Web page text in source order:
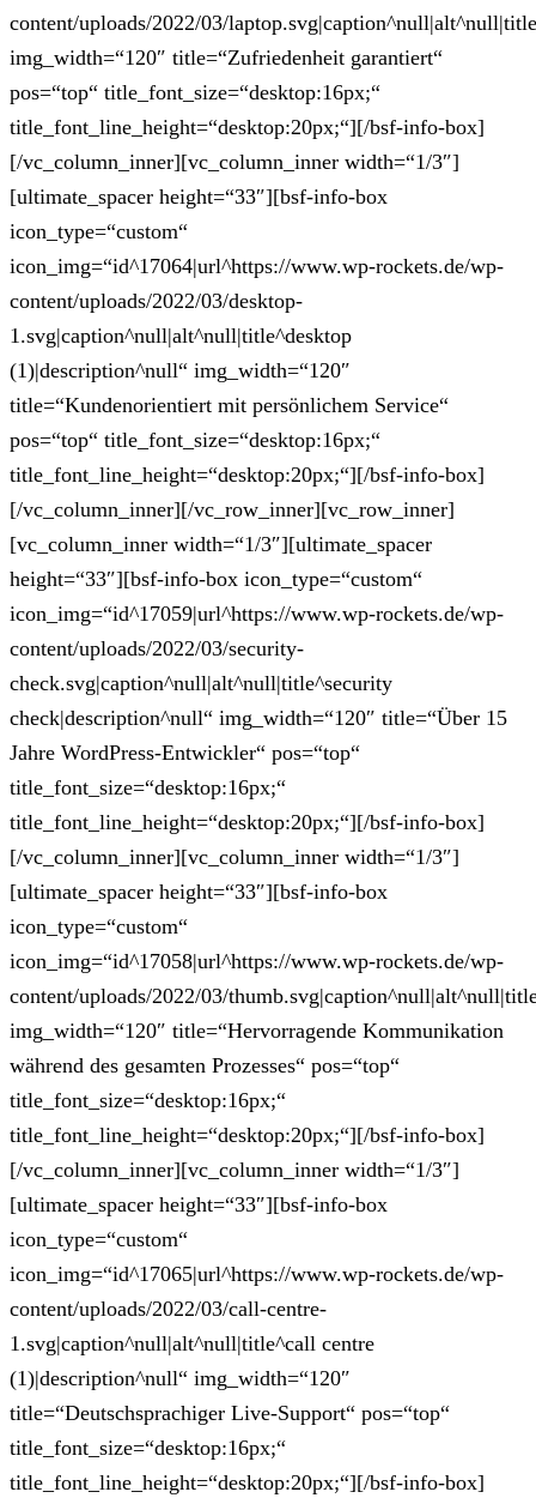
content/uploads/2022/03/
img_width=“120″ title=“Zufriedenheit garantiert“
pos=“top“ title_font_size=“desktop:16px;“
title_font_line_height=“desktop:20px;“][/bsf-info-box]
[/vc_column_inner][vc_column_inner width=“1/3″]
[ultimate_spacer height=“33″][bsf-info-box
icon_type=“custom“
icon_img=“id^17064|url^https://www.wp-rockets.de/wp-
content/uploads/2022/03/desktop-
1.svg|caption^null|alt^null|title^desktop
(1)|description^null“ img_width=“120″
title=“Kundenorientiert mit persönlichem Service“
pos=“top“ title_font_size=“desktop:16px;“
title_font_line_height=“desktop:20px;“][/bsf-info-box]
[/vc_column_inner][/vc_row_inner][vc_row_inner]
[vc_column_inner width=“1/3″][ultimate_spacer
height=“33″][bsf-info-box icon_type=“custom“
icon_img=“id^17059|url^https://www.wp-rockets.de/wp-
content/uploads/2022/03/security-
check.svg|caption^null|alt^null|title^security
check|description^null“ img_width=“120″ title=“Über 15
Jahre WordPress-Entwickler“ pos=“top“
title_font_size=“desktop:16px;“
title_font_line_height=“desktop:20px;“][/bsf-info-box]
[/vc_column_inner][vc_column_inner width=“1/3″]
[ultimate_spacer height=“33″][bsf-info-box
icon_type=“custom“
icon_img=“id^17058|url^https://www.wp-rockets.de/wp-
content/uploads/2022/03/
img_width=“120″ title=“Hervorragende Kommunikation
während des gesamten Prozesses“ pos=“top“
title_font_size=“desktop:16px;“
title_font_line_height=“desktop:20px;“][/bsf-info-box]
[/vc_column_inner][vc_column_inner width=“1/3″]
[ultimate_spacer height=“33″][bsf-info-box
icon_type=“custom“
icon_img=“id^17065|url^https://www.wp-rockets.de/wp-
content/uploads/2022/03/call-centre-
1.svg|caption^null|alt^null|title^call centre
(1)|description^null“ img_width=“120″
title=“Deutschsprachiger Live-Support“ pos=“top“
title_font_size=“desktop:16px;“
title_font_line_height=“desktop:20px;“][/bsf-info-box]